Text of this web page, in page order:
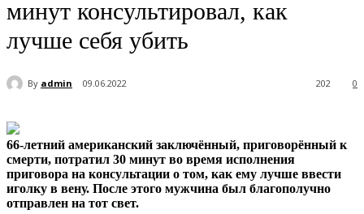
минут консультировал, как
лучше себя убить
By admin 09.06.2022 0
202
66-летний американский заключённый, приговорённый к
смерти, потратил 30 минут во время исполнения
приговора на консультации о том, как ему лучше ввести
иголку в вену. После этого мужчина был благополучно
отправлен на тот свет.